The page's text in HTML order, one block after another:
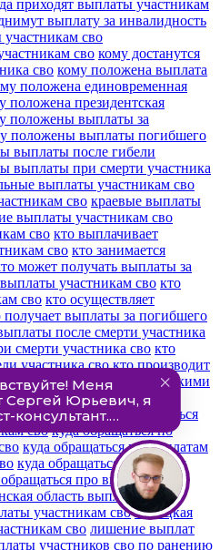
приходят выплаты участникам
выплату за инвалидность
сво
сво кому достанутся
сво кому положена выплата
положена единовременная
положена президентская
положены выплаты за
положены выплаты погибшего
выплаты после гибели
выплаты при смерти участника
выплаты участникам сво
сво краевые выплаты
выплаты участникам сво
сво кто выплачивает
сво кто занимается
может получать выплаты за
выплаты участникам сво кто
сво кто осуществляет
получает выплаты за погибшего
после смерти участника
смерти участника сво кто
участника сво кто производит
обращаться за губернаторскими
обращаться за
сво куда обращаться
сво куда обращаться по
куда обращаться по выплатам
куда обращаться по поводу
обращаться про выплаты
область выплаты
участникам сво липецкая
сво лишение выплат
участников сво по ранению